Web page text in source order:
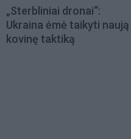
„Sterbliniai dronai“:
Ukraina ėmė taikyti naują
kovinę taktiką